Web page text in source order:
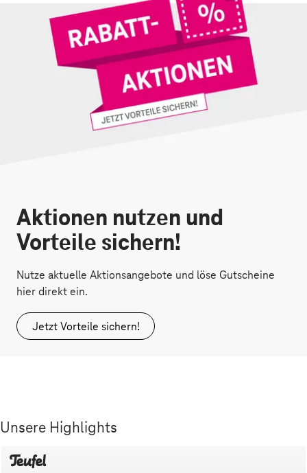
Aktionen nutzen und
Vorteile sichern!
Nutze aktuelle Aktionsangebote und löse Gutscheine
hier direkt ein.
Jetzt Vorteile sichern!
Unsere Highlights